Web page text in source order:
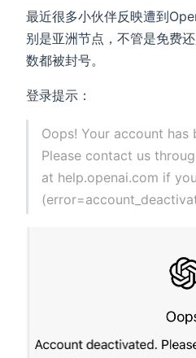
最近很多小伙伴反映遭到
别是亚洲节点，不管是免费
数都被封号。
登录提示：
Oops! Your account has
Please contact us
at help.openai.com if